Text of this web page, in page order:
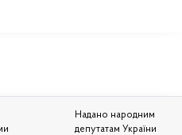
Надано народним
депутатам України